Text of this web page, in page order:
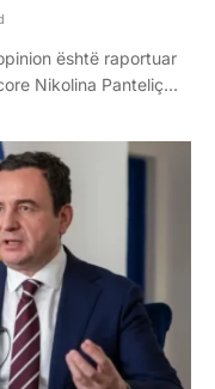
është raportuar
Nikolina Panteliç…